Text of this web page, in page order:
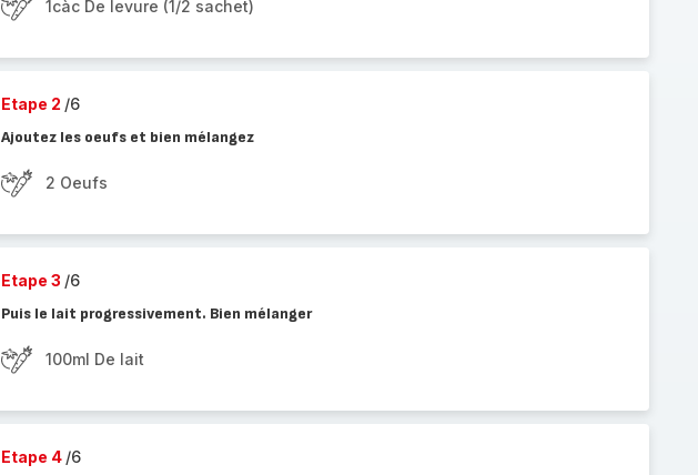
1càc De levure (1/2 sachet)
Etape 2 /6
Ajoutez les oeufs et bien mélangez
2 Oeufs
Etape 3 /6
Puis le lait progressivement. Bien mélanger
100ml De lait
Etape 4 /6